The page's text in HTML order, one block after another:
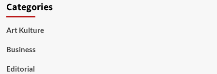
Categories
Art Kulture
Business
Editorial